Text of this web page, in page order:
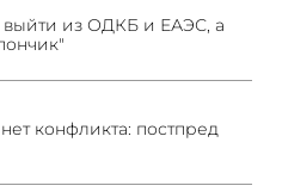
выйти из ОДКБ и ЕАЭС, а
конфликта: постпред